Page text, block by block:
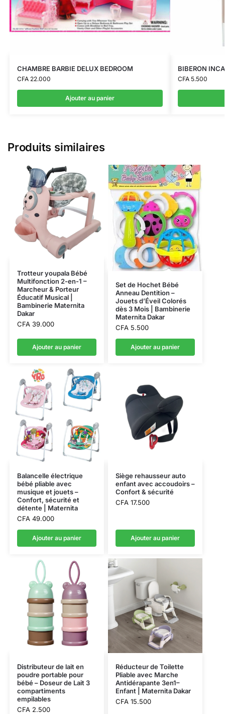
CHAMBRE BARBIE DELUX BEDROOM
CFA22.000
Ajouter au panier
BIBERON
CFA5.500
Produits similaires
Trotteur youpala Bébé
Multifonction 2-en-1 –
Marcheur & Porteur
Éducatif Musical |
Bambinerie Maternita
Dakar
CFA39.000
Ajouter au panier
Set de Hochet Bébé
Anneau Dentition –
Jouets d’Éveil Colorés
dès 3 Mois | Bambinerie
Maternita Dakar
CFA5.500
Ajouter au panier
Balancelle électrique
bébé pliable avec
musique et jouets –
Confort, sécurité et
détente | Maternita
CFA49.000
Ajouter au panier
Siège rehausseur auto
enfant avec accoudoirs –
Confort & sécurité
CFA17.500
Ajouter au panier
Distributeur de lait en
poudre portable pour
bébé – Doseur de Lait 3
compartiments
empilables
CFA2.500
Réducteur de Toilette
Pliable avec Marche
Antidérapante 3en1–
Enfant | Maternita Dakar
CFA15.500